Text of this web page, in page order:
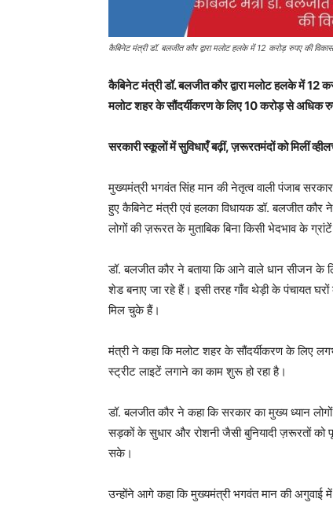
कैबिनेट मंत्री डॉ. बलजीत कौर द्वारा मलोट हलके में 12 करोड़ रुपए की विकास
कैबिनेट मंत्री डॉ. बलजीत कौर द्वारा मलोट हलके में 12
मलोट शहर के सौंदर्यीकरण के लिए 10 करोड़ से अधिक
सरकारी स्कूलों में सुविधाएँ बढ़ीं, ज़रूरतमंदों को मिलीं
मुख्यमंत्री भगवंत सिंह मान की नेतृत्व वाली पंजाब
हुए कैबिनेट मंत्री एवं हलका विधायक डॉ. बलजीत कौर
लोगों की ज़रूरत के मुताबिक बिना किसी भेदभाव के
डॉ. बलजीत कौर ने बताया कि आने वाले धान सीजन के
शेड बनाए जा रहे हैं। इसी तरह गाँव थेड़ी के पंचायत
मिल चुके हैं।
मंत्री ने कहा कि मलोट शहर के सौंदर्यीकरण के लिए
स्ट्रीट लाइटें लगाने का काम शुरू हो रहा है।
डॉ. बलजीत कौर ने कहा कि सरकार का मुख्य ध्यान
सड़कों के सुधार और रोशनी जैसी बुनियादी ज़रूरतों को
सके।
उन्होंने आगे कहा कि मुख्यमंत्री भगवंत मान की अगुवाई